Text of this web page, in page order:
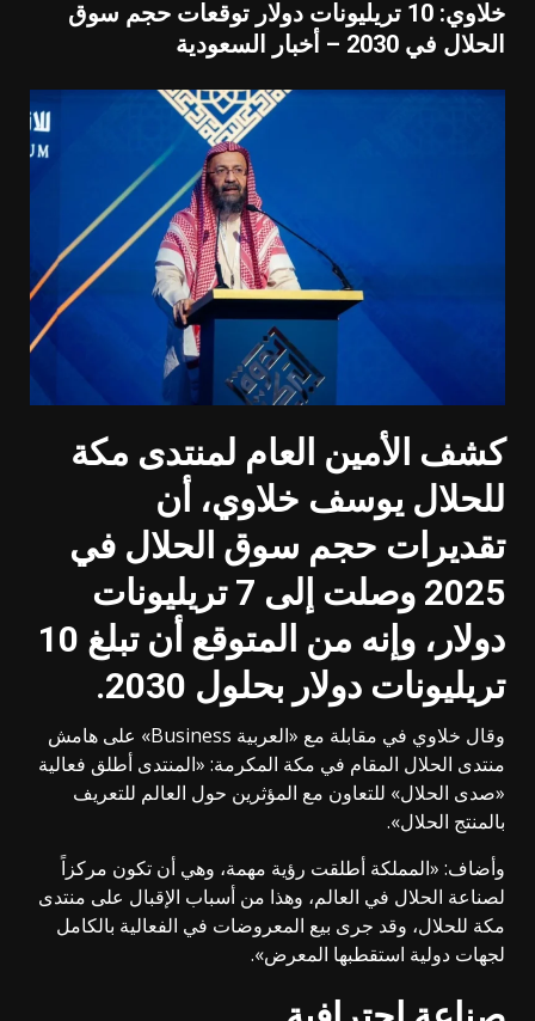
خلاوي: 10 تريليونات دولار توقعات حجم سوق
الحلال في 2030 – أخبار السعودية
كشف الأمين العام لمنتدى مكة
للحلال يوسف خلاوي، أن
تقديرات حجم سوق الحلال في
2025 وصلت إلى 7 تريليونات
دولار، وإنه من المتوقع أن تبلغ 10
تريليونات دولار بحلول 2030
.
وقال خلاوي في مقابلة مع «العربية Business» على هامش
منتدى الحلال المقام في مكة المكرمة: «المنتدى أطلق فعالية
«صدى الحلال» للتعاون مع المؤثرين حول العالم للتعريف
بالمنتج الحلال».
وأضاف: «المملكة أطلقت رؤية مهمة، وهي أن تكون مركزاً
لصناعة الحلال في العالم، وهذا من أسباب الإقبال على منتدى
مكة للحلال، وقد جرى بيع المعروضات في الفعالية بالكامل
لجهات دولية استقطبها المعرض».